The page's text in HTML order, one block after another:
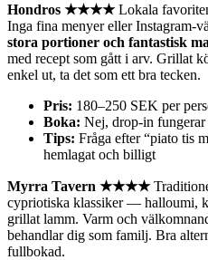
Hondros ★★★★Lokala
Inga fina menyer eller Instagram-
stora portioner och fantastisk
med recept som gått i arv. Grillat
enkel ut, ta det som ett bra tecken.
Pris: 180–250 SEK per
Boka: Nej, drop-in fungerar
Tips: Fråga efter “piato tis
hemlagat och billigt
Myrra Tavern ★★★★
cypriotiska klassiker — halloumi,
grillat lamm. Varm och
behandlar dig som familj. Bra
fullbokad.